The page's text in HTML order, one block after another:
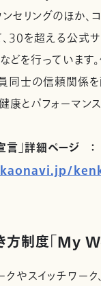
セリングのほか、
30を超える公式
どを行っています
同士の信頼関係
康とパフォーマン
言」詳細ページ ：
方制度「My
やスイッチワーク